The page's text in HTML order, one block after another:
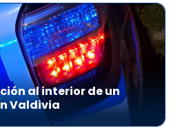
al interior de un
Valdivia